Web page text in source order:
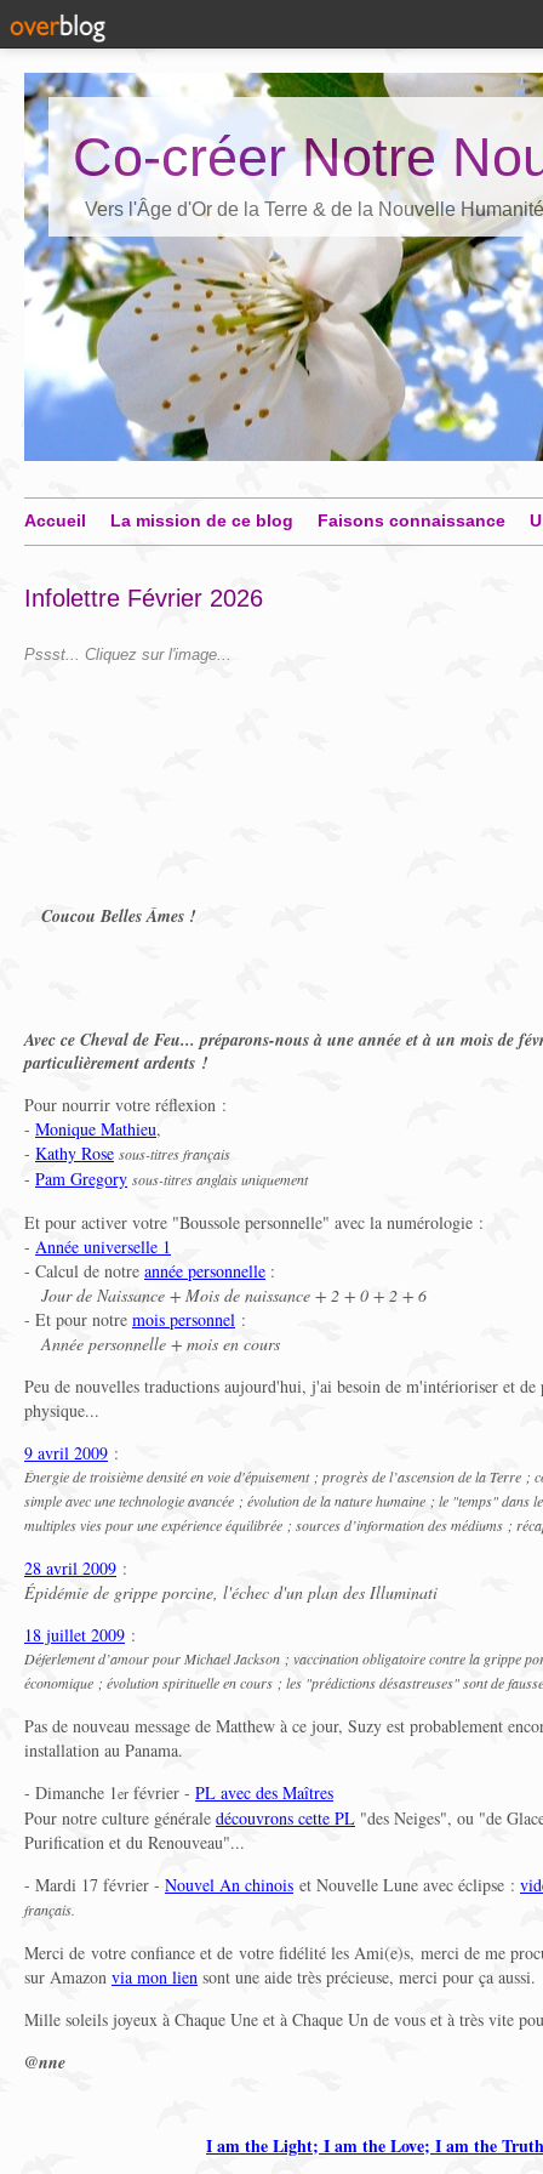
Co-créer Notre
Vers l'Âge d'Or de la Terre & de la Nouvelle Humanité
Accueil La mission de ce blog Faisons connaissance
Infolettre Février 2026
Pssst... Cliquez sur l'image...
Coucou Belles Âmes !
Avec ce Cheval de Feu... préparons-nous à une année et à un mois de
particulièrement ardents !
Pour nourrir votre réflexion :
- Monique Mathieu,
- Kathy Rose sous-titres français
- Pam Gregory sous-titres anglais uniquement
Et pour activer votre "Boussole personnelle" avec la numérologie :
- Année universelle 1
- Calcul de notre année personnelle :
Jour de Naissance + Mois de naissance + 2 + 0 + 2 + 6
- Et pour notre mois personnel :
Année personnelle + mois en cours
Peu de nouvelles traductions aujourd'hui, j'ai besoin de m'intérioriser et de
physique...
9 avril 2009 :
Énergie de troisième densité en voie d'épuisement ; progrès de l’ascension de la Terre ;
simple avec une technologie avancée ; évolution de la nature humaine ; le "temps" dans
multiples vies pour une expérience équilibrée ; sources d’information des médiums ;
28 avril 2009 :
Épidémie de grippe porcine, l'échec d'un plan des Illuminati
18 juillet 2009 :
Déferlement d’amour pour Michael Jackson ; vaccination obligatoire contre la grippe
économique ; évolution spirituelle en cours ; les "prédictions désastreuses" sont de
Pas de nouveau message de Matthew à ce jour, Suzy est probablement
installation au Panama.
- Dimanche 1er février - PL avec des Maîtres
Pour notre culture générale découvrons cette PL "des Neiges", ou "de
Purification et du Renouveau"...
- Mardi 17 février - Nouvel An chinois et Nouvelle Lune avec éclipse :
français.
Merci de votre confiance et de votre fidélité les Ami(e)s, merci de me
sur Amazon via mon lien sont une aide très précieuse, merci pour ça aussi.
Mille soleils joyeux à Chaque Une et à Chaque Un de vous et à très vite
@nne
I am the Light; I am the Love; I am the